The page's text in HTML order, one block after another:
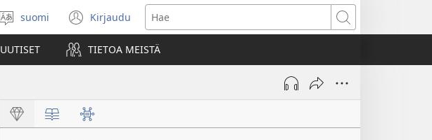
Valitse
kieli
suomi Kirjaudu
(avaa
uuden
ikkunan)
Hae
UUTISET TIETOA MEISTÄ